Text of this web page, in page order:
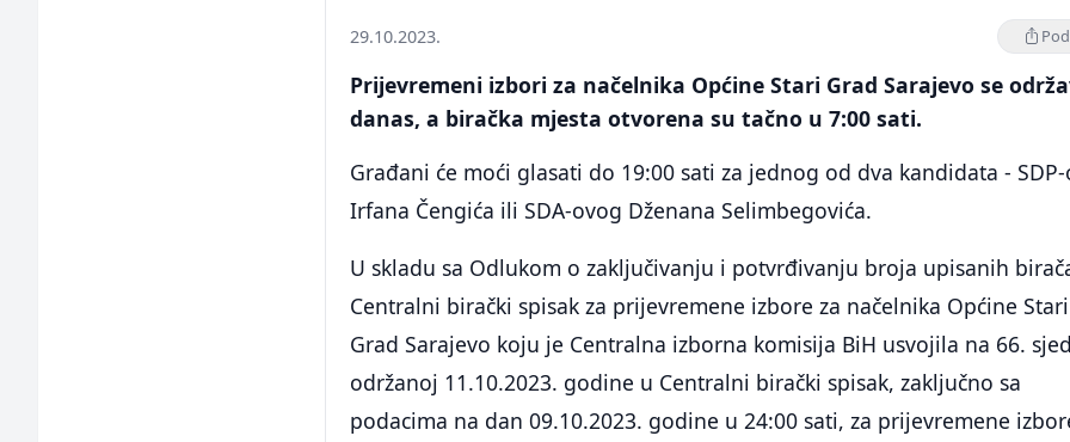
29.10.2023.
Prijevremeni izbori za načelnika Općine Stari Grad Sarajevo se
danas, a biračka mjesta otvorena su tačno u 7:00 sati.
Građani će moći glasati do 19:00 sati za jednog od dva kandidata -
Irfana Čengića ili SDA-ovog Dženana Selimbegovića.
U skladu sa Odlukom o zaključivanju i potvrđivanju broja upisanih
Centralni birački spisak za prijevremene izbore za načelnika Općine Stari
Grad Sarajevo koju je Centralna izborna komisija BiH usvojila na 66.
održanoj 11.10.2023. godine u Centralni birački spisak, zaključno sa
podacima na dan 09.10.2023. godine u 24:00 sati, za prijevremene